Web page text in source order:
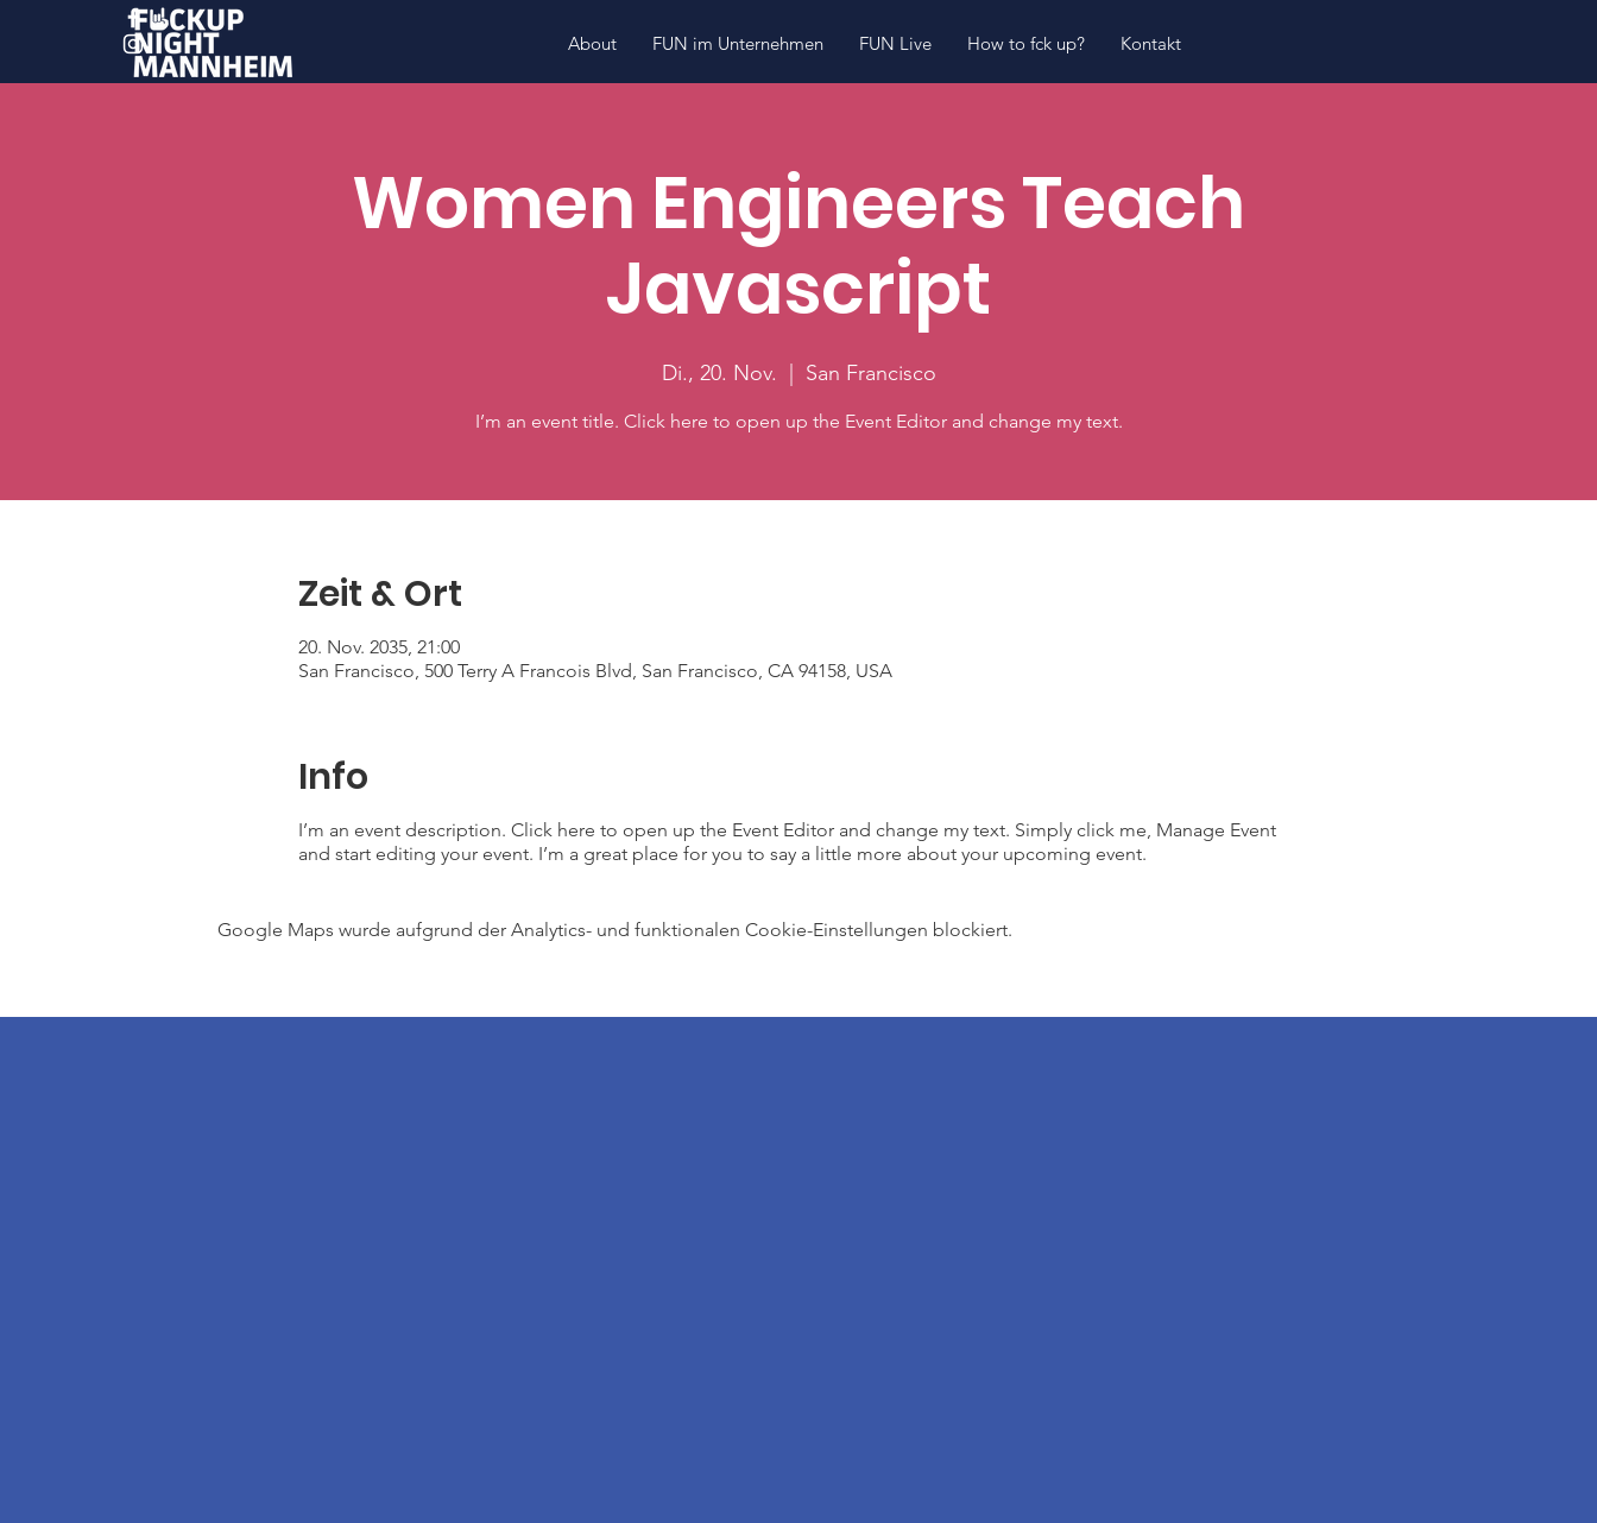
About FUN im Unternehmen FUN Live How to fck up? Kontakt
Women Engineers Teach
Javascript
Di., 20. Nov. San Francisco
I’m an event title. Click here to open up the Event Editor and change my text.
Zeit & Ort
20. Nov. 2035, 21:00
San Francisco, 500 Terry A Francois Blvd, San Francisco, CA 94158, USA
Info
I’m an event description. Click here to open up the Event Editor and change my text. Simply click me, Manage Event
and start editing your event. I’m a great place for you to say a little more about your upcoming event.
Google Maps wurde aufgrund der Analytics- und funktionalen Cookie-Einstellungen blockiert.